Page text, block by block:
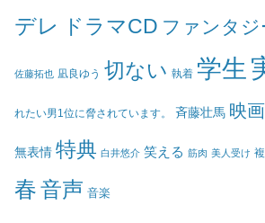
デレ ドラマCD ファンタジ
佐藤拓也 凪良ゆう 切ない 執着 学生
れたい男1位に脅されています。 斉藤壮馬 映画
無表情 特典 白井悠介 笑える 筋肉 美人受け
春音声 音楽